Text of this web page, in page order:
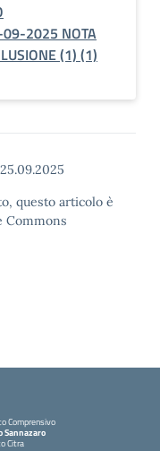
2025 NOTA
(1) (1)
25.09.2025
questo articolo è
Commons
Comprensivo
Sannazaro
Citra